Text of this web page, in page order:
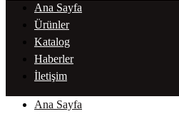
Ana Sayfa
Ürünler
Katalog
Haberler
İletişim
Ana Sayfa